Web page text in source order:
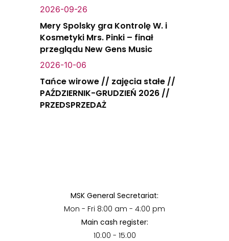
2026-09-26
Mery Spolsky gra Kontrolę W. i
Kosmetyki Mrs. Pinki – finał
przeglądu New Gens Music
2026-10-06
Tańce wirowe // zajęcia stałe //
PAŹDZIERNIK-GRUDZIEŃ 2026 //
PRZEDSPRZEDAŻ
MSK General Secretariat:
Mon - Fri 8:00 am - 4:00 pm
Main cash register:
10:00 - 15:00